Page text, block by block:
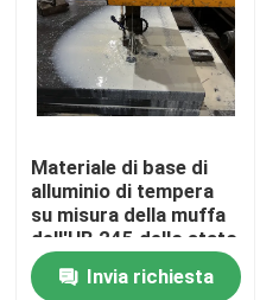
Basi di muffa su
Parti dello stampaggio
Parti di plastica della
Basi di appoggio
Materiale di base di
alluminio di tempera
su misura della muffa
dell'HB 245 dello stato
resistente alla
corrosioneInvia richiesta